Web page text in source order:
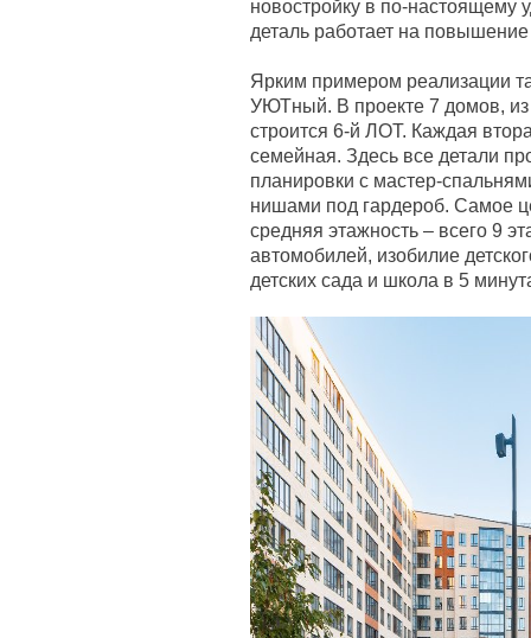
новостройку в по-настоящему
деталь работает на
Ярким примером реализации
УЮТный. В проекте 7 домов,
строится 6-й ЛОТ. Каждая
семейная. Здесь все детали
планировки с мастер-
нишами под гардероб. Самое
средняя этажность – всего 9
автомобилей, изобилие
детских сада и школа в 5